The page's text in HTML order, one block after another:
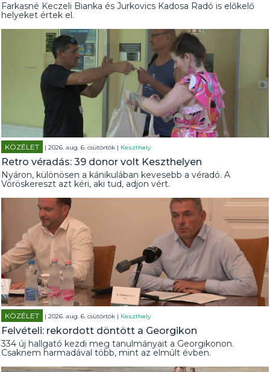
Farkasné Keczeli Bianka és Jurkovics Kadosa Radó is előkelő
helyeket értek el.
KÖZÉLET | 2026. aug. 6. csütörtök | Keszthely
Retro véradás: 39 donor volt Keszthelyen
Nyáron, különösen a kánikulában kevesebb a véradó. A
Vöröskereszt azt kéri, aki tud, adjon vért.
KÖZÉLET | 2026. aug. 6. csütörtök | Keszthely
Felvételi: rekordott döntött a Georgikon
334 új hallgató kezdi meg tanulmányait a Georgikonon.
Csaknem harmadával több, mint az elmúlt évben.